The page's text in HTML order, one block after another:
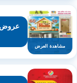
مشاهدة العرض